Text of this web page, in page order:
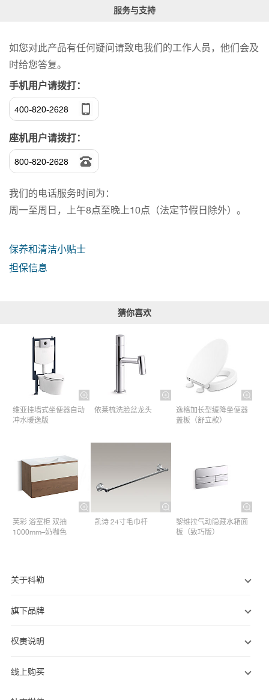
服务与支持
如您对此产品有任何疑问请致电我们的工作人员，他们会及
时给您答复。
手机用户请拨打：
400-820-2628
座机用户请拨打：
800-820-2628
我们的电话服务时间为：
周一至周日，上午8点至晚上10点（法定节假日除外）。
保养和清洁小贴士
担保信息
猜你喜欢
维亚挂墙式坐便器自动
冲水暖逸版
依莱梳洗脸盆龙头
逸格加长型缓降坐便器
盖板（舒立款）
芙彩 浴室柜 双抽
1000mm–奶咖色
凯诗 24寸毛巾杆​
黎维拉气动隐藏水箱面
板（致巧版）
关于科勒
旗下品牌
权责说明
线上购买